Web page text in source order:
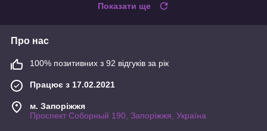
Показати ще
Про нас
100% позитивних з 92 відгуків за рік
Працює з 17.02.2021
м. Запоріжжя
Проспект Соборный 190, Запоріжжя, Україна